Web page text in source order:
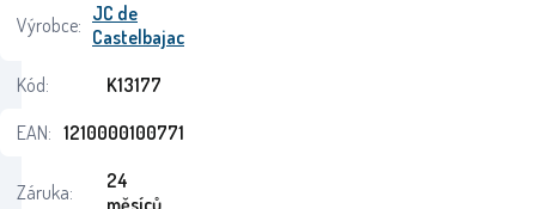
Výrobce: JC de
Castelbajac
Kód:
K13177
EAN: 1210000100771
Záruka:
24